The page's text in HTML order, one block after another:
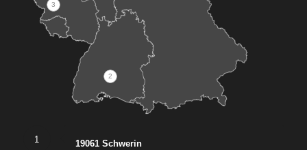
2
3
1
19061 Schwerin